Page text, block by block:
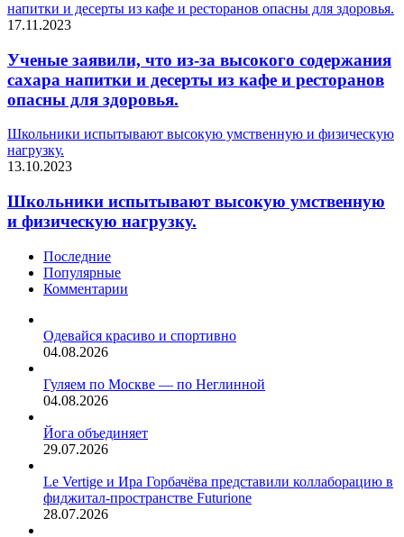
напитки и десерты из кафе и ресторанов опасны для здоровья.
17.11.2023
Ученые заявили, что из-за высокого содержания
сахара напитки и десерты из кафе и ресторанов
опасны для здоровья.
Школьники испытывают высокую умственную и физическую
нагрузку.
13.10.2023
Школьники испытывают высокую умственную
и физическую нагрузку.
Последние
Популярные
Комментарии
Одевайся красиво и спортивно
04.08.2026
Гуляем по Москве — по Неглинной
04.08.2026
Йога объединяет
29.07.2026
Le Vertige и Ира Горбачёва представили коллаборацию в
фиджитал-пространстве Futurione
28.07.2026